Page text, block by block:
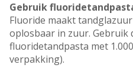
Gebruik
Fluoride maakt
oplosbaar in zuur. Gebruik
fluoridetandpasta met
verpakking).